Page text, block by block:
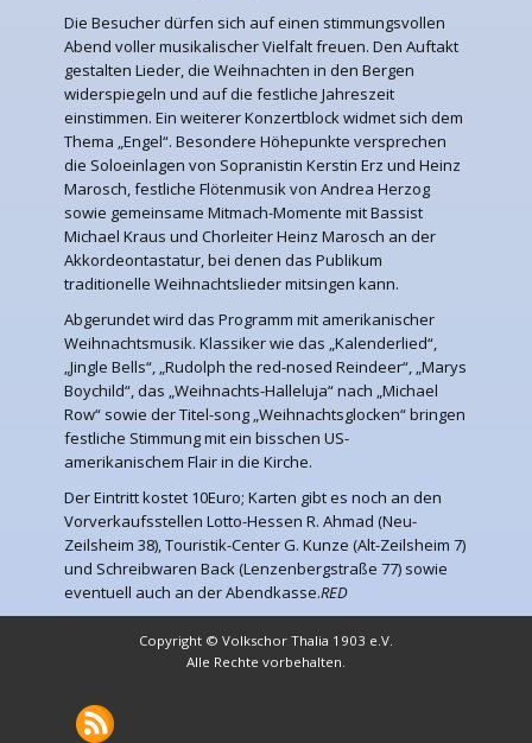
Die Besucher dürfen sich auf einen stimmungsvollen
Abend voller musikalischer Vielfalt freuen. Den Auftakt
gestalten Lieder, die Weihnachten in den Bergen
widerspiegeln und auf die festliche Jahreszeit
einstimmen. Ein weiterer Konzertblock widmet sich dem
Thema „Engel“. Besondere Höhepunkte versprechen
die Soloeinlagen von Sopranistin Kerstin Erz und Heinz
Marosch, festliche Flötenmusik von Andrea Herzog
sowie gemeinsame Mitmach-Momente mit Bassist
Michael Kraus und Chorleiter Heinz Marosch an der
Akkordeontastatur, bei denen das Publikum
traditionelle Weihnachtslieder mitsingen kann.
Abgerundet wird das Programm mit amerikanischer
Weihnachtsmusik. Klassiker wie das „Kalenderlied“,
„Jingle Bells“, „Rudolph the red-nosed Reindeer“, „Marys
Boychild“, das „Weihnachts-Halleluja“ nach „Michael
Row“ sowie der Titel-song „Weihnachtsglocken“ bringen
festliche Stimmung mit ein bisschen US-
amerikanischem Flair in die Kirche.
Der Eintritt kostet 10Euro; Karten gibt es noch an den
Vorverkaufsstellen Lotto-Hessen R. Ahmad (Neu-
Zeilsheim 38), Touristik-Center G. Kunze (Alt-Zeilsheim 7)
und Schreibwaren Back (Lenzenbergstraße 77) sowie
eventuell auch an der Abendkasse.RED
Copyright © Volkschor Thalia 1903 e.V.
Alle Rechte vorbehalten.